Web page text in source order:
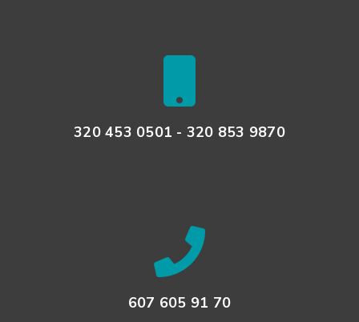
320 453 0501 - 320 853 9870
607 605 91 70